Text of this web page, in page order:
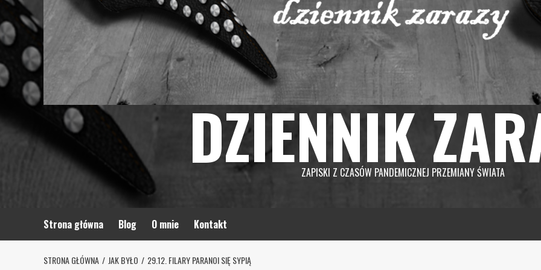
DZIENNIK
ZAPISKI Z CZASÓW PANDEMICZNEJ PRZEMIANY ŚWIATA
Strona główna Blog O mnie Kontakt
STRONA GŁÓWNA JAK BYŁO 29.12. FILARY PARANOI SIĘ SYPIĄ